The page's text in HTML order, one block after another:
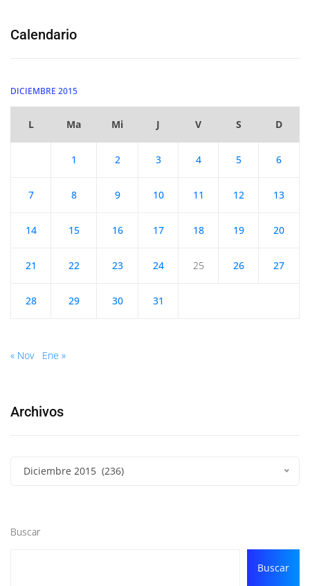
Calendario
DICIEMBRE 2015
L Ma Mi J V S D
1 2 3 4 5 6
7 8 9 10 11 12 13
14 15 16 17 18 19 20
21 22 23 24 25 26 27
28 29 30 31
« Nov Ene »
Archivos
Diciembre 2015 (236)
Buscar
Buscar